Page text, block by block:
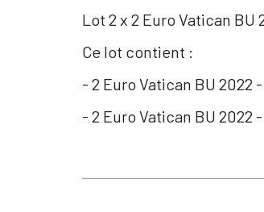
Lot 2 x 2 Euro Vatican BU
Ce lot contient :
- 2 Euro Vatican BU 2022
- 2 Euro Vatican BU 2022